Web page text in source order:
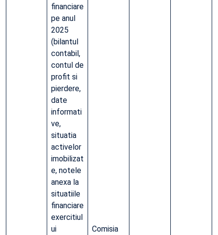
financiare
pe anul
2025
(bilantul
contabil,
contul de
profit si
pierdere,
date
informati
ve,
situatia
activelor
imobilizat
e, notele
anexa la
situatiile
financiare
exercitiul
ui
Comisia